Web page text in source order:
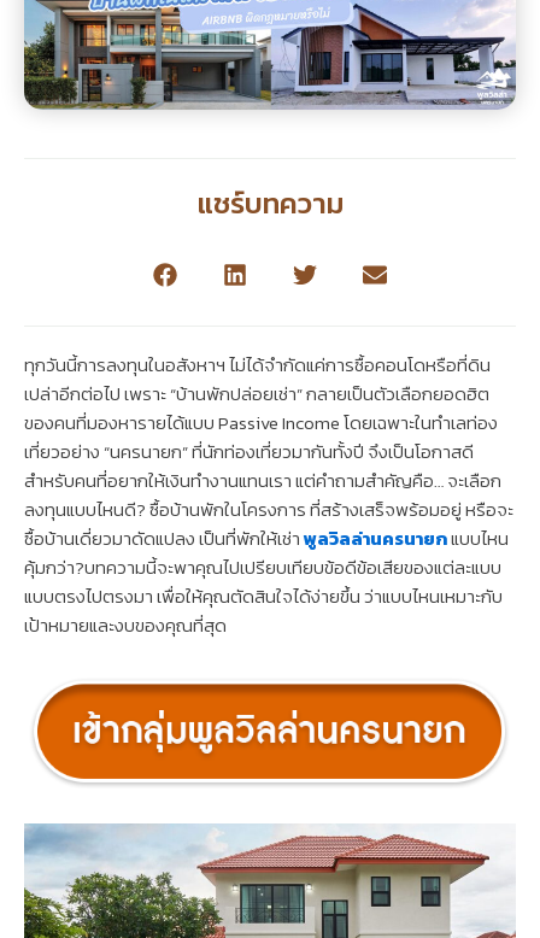
แชร์บทความ
ทุกวันนี้การลงทุนในอสังหาฯ ไม่ได้จำกัดแค่การซื้อคอนโดหรือที่ดิน
เปล่าอีกต่อไป เพราะ “บ้านพักปล่อยเช่า” กลายเป็นตัวเลือกยอดฮิต
ของคนที่มองหารายได้แบบ Passive Income โดยเฉพาะในทำเลท่อง
เที่ยวอย่าง “นครนายก” ที่นักท่องเที่ยวมากันทั้งปี จึงเป็นโอกาสดี
สำหรับคนที่อยากให้เงินทำงานแทนเรา แต่คำถามสำคัญคือ… จะเลือก
ลงทุนแบบไหนดี? ซื้อบ้านพักในโครงการ ที่สร้างเสร็จพร้อมอยู่ หรือจะ
ซื้อบ้านเดี่ยวมาดัดแปลง เป็นที่พักให้เช่าพูลวิลล่านครนายกแบบไหน
คุ้มกว่า?บทความนี้จะพาคุณไปเปรียบเทียบข้อดีข้อเสียของแต่ละแบบ
แบบตรงไปตรงมา เพื่อให้คุณตัดสินใจได้ง่ายขึ้น ว่าแบบไหนเหมาะกับ
เป้าหมายและงบของคุณที่สุด